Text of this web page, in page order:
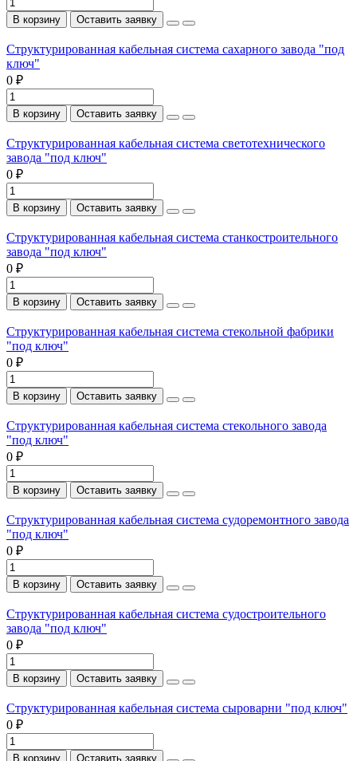
В корзину Оставить заявку
Структурированная кабельная система сахарного завода "под
ключ"
0 ₽
В корзину Оставить заявку
Структурированная кабельная система светотехнического
завода "под ключ"
0 ₽
В корзину Оставить заявку
Структурированная кабельная система станкостроительного
завода "под ключ"
0 ₽
В корзину Оставить заявку
Структурированная кабельная система стекольной фабрики
"под ключ"
0 ₽
В корзину Оставить заявку
Структурированная кабельная система стекольного завода
"под ключ"
0 ₽
В корзину Оставить заявку
Структурированная кабельная система судоремонтного завода
"под ключ"
0 ₽
В корзину Оставить заявку
Структурированная кабельная система судостроительного
завода "под ключ"
0 ₽
В корзину Оставить заявку
Структурированная кабельная система сыроварни "под ключ"
0 ₽
В корзину Оставить заявку